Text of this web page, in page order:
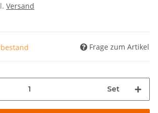
Versand
Frage zum Artikel
Set